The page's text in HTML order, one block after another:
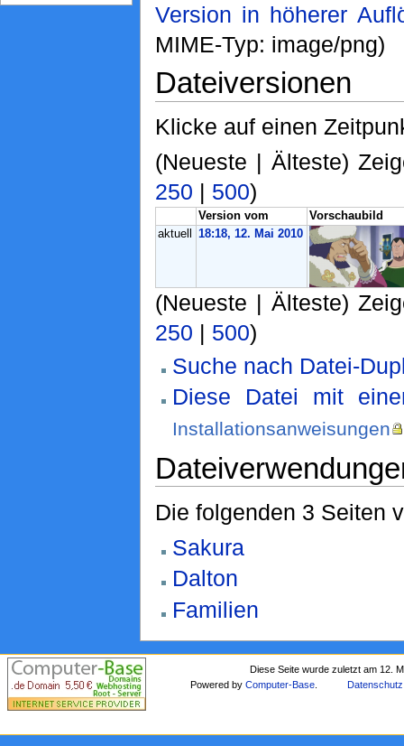
Version in höherer
MIME-Typ: image/png)
Dateiversionen
Klicke auf einen
(Neueste | Älteste)
250 | 500)
Version vom
Vorschaubild
aktuell
18:18, 12. Mai 2010
(Neueste | Älteste)
250 | 500)
Suche nach Datei-
Diese Datei mit
Installationsanweisungen
Die folgenden 3 Seiten
Sakura
Dalton
Familien
Diese Seite wurde zuletzt am 12.
Powered byComputer-Base Datenschutz